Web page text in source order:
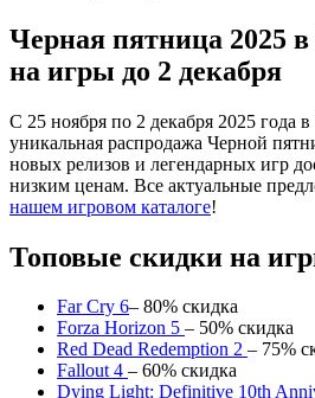
Черная пятница 2025
на игры до 2 декабря
С 25 ноября по 2 декабря 2025 года
уникальная распродажа Черной
новых релизов и легендарных игр
низким ценам. Все актуальные
нашем игровом каталоге!
Топовые скидки на
Far Cry 6– 80% скидка
Forza Horizon 5 – 50% скидка
Red Dead Redemption 2 – 75%
Fallout 4 – 60% скидка
Dying Light: Definitive 10th